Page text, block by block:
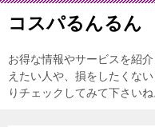
コスパるんるん
お得な情報やサービスを紹
えたい人や、損をしたくな
りチェックしてみて下さいね